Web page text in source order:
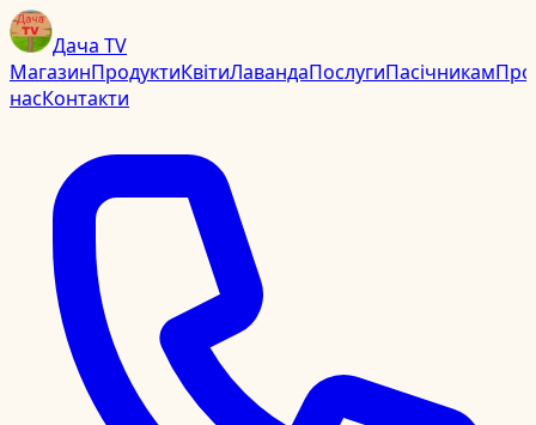
Дача TV
МагазинПродуктиКвітиЛавандаПослугиПасічникамПро
насКонтакти